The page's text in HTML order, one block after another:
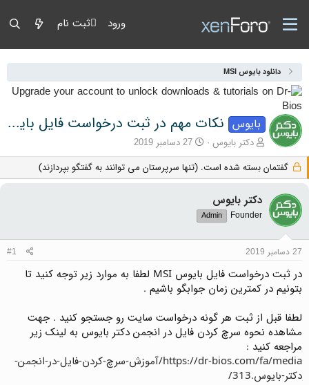
ورود ثبت نام
دانلود بایوس MSI
بایوس نکات مهم در ثبت درخواست فایل بایوس MSI
آغازگر گفتمان
دکتر بایوس تاریخ شروع
27 دسامبر 2019
گفتمان بسته شده است. (تنها سرپرستان می توانند به گفتگو بپردازند)
دکتر بایوس
Founder
Admin
27 دسامبر 2019 #1
در ثبت درخواست فایل بایوس MSI لطفا به موارد زیر توجه کنید تا
بتونیم در کمترین زمان جوابگو باشیم .
لطفا قبل از ثبت هر گونه درخواست سایت رو جستجو کنید . جهت
مشاهده نحوه سرچ کردن فایل در انجمن دکتر بایوس به لینک زیر
مراجعه کنید :
https://dr-bios.com/fa/media/آموزش-سرچ-کردن-فایل-در-انجمن-
دکتر-بایوس.313/